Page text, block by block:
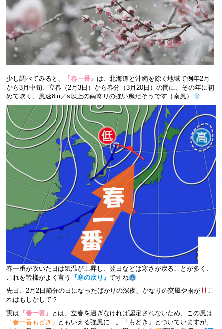
少し調べてみると、 『春一番』 は、北海道と沖縄を除く地域で例年2月
から3月中旬、立春（2月3日）から春分（3月20日）の間に、その年に初
めて吹く、風速8m／s以上の南寄りの強い風だそうです（南風）
春一番が吹いた日は気温が上昇し、翌日などは寒さが戻ることが多く、
これを皆様がよく言う
『寒の戻り』ですね
先日、2月2日節分の日になったばかりの深夜、かなりの突風や雨が
こ
れはもしかして？
実は 『春一番』 とは、 立春を過ぎなければ認定されないため、この風は
「春一番もどき」 ともいえる強風に…。「もどき」とついていますが、